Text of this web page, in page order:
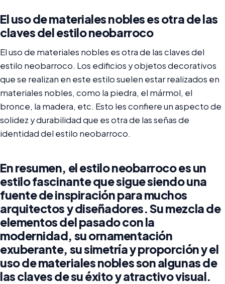
El uso de materiales nobles es otra de las
claves del estilo neobarroco
El uso de materiales nobles es otra de las claves del
estilo neobarroco. Los edificios y objetos decorativos
que se realizan en este estilo suelen estar realizados en
materiales nobles, como la piedra, el mármol, el
bronce, la madera, etc. Esto les confiere un aspecto de
solidez y durabilidad que es otra de las señas de
identidad del estilo neobarroco.
En resumen, el estilo neobarroco es un
estilo fascinante que sigue siendo una
fuente de inspiración para muchos
arquitectos y diseñadores. Su mezcla de
elementos del pasado con la
modernidad, su ornamentación
exuberante, su simetría y proporción y el
uso de materiales nobles son algunas de
las claves de su éxito y atractivo visual.